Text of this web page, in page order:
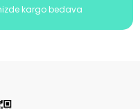
kargo bedava